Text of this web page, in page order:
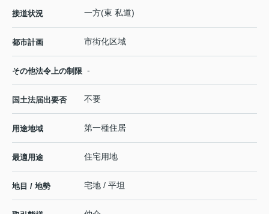
接道状況 一方(東 私道)
都市計画 市街化区域
その他法令上の制限 -
国土法届出要否 不要
用途地域 第一種住居
最適用途 住宅用地
地目 / 地勢 宅地 / 平坦